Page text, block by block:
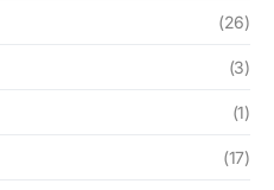
(26)
(3)
(1)
(17)